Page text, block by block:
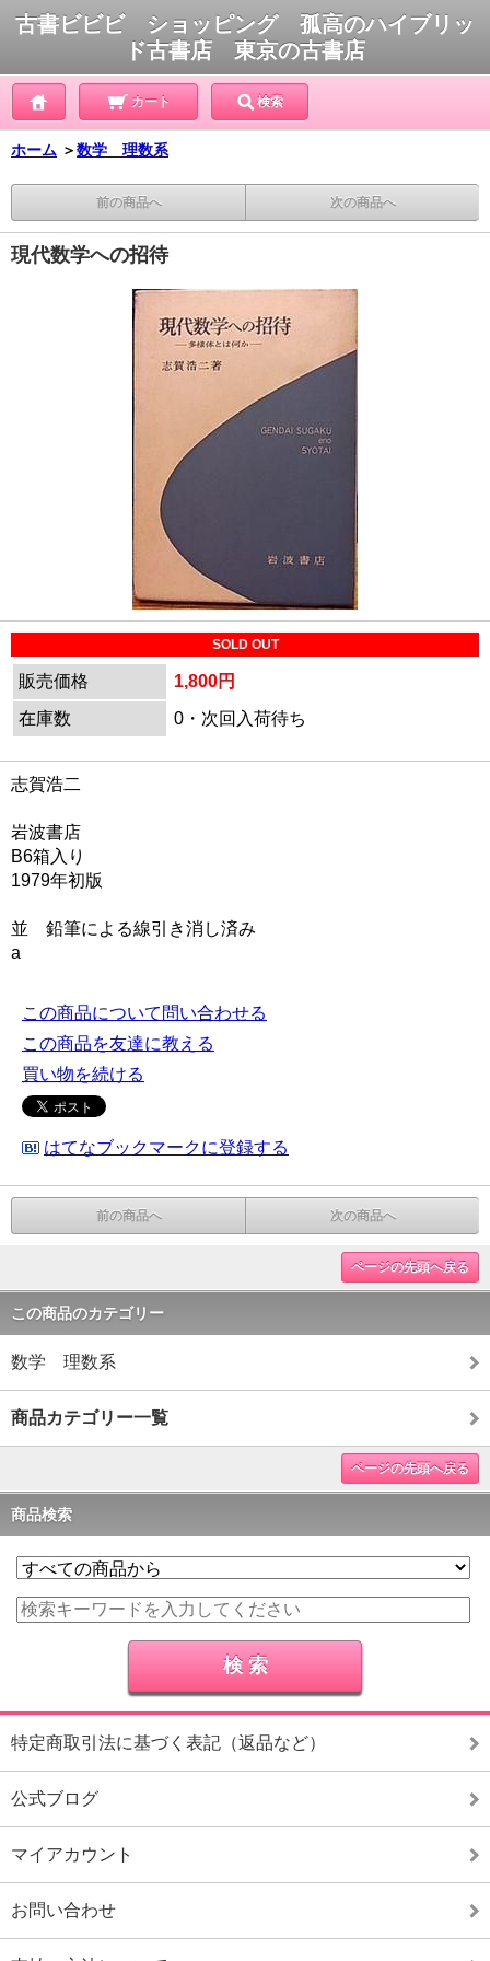
古書ビビビ ショッピング 孤高のハイブリッ
ド古書店 東京の古書店
カート 検索
ホーム ＞数学 理数系
前の商品へ 次の商品へ
現代数学への招待
SOLD OUT
販売価格
1,800円
在庫数
0・次回入荷待ち
志賀浩二
岩波書店
B6箱入り
1979年初版
並 鉛筆による線引き消し済み
a
この商品について問い合わせる
この商品を友達に教える
買い物を続ける
はてなブックマークに登録する
前の商品へ 次の商品へ
ページの先頭へ戻る
この商品のカテゴリー
数学 理数系
商品カテゴリー一覧
ページの先頭へ戻る
商品検索
特定商取引法に基づく表記（返品など）
公式ブログ
マイアカウント
お問い合わせ